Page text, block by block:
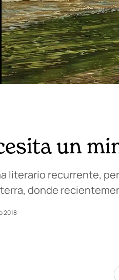
un
literario recurrente,
donde
2018